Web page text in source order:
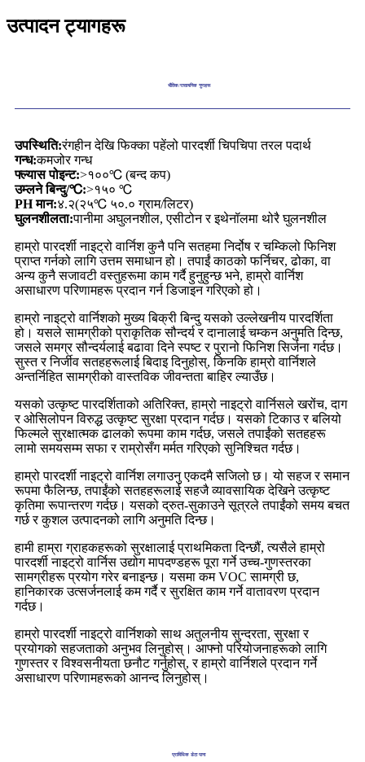
उत्पादन ट्यागहरू
भौतिक/रासायनिक गुणहरू
उपस्थिति:रंगहीन देखि फिक्का पहेंलो पारदर्शी चिपचिपा तरल पदार्थ
गन्ध:कमजोर गन्ध
फ्ल्यास पोइन्ट:>१००℃ (बन्द कप)
उम्लने बिन्दु/℃:>१५० ℃
PH मान:४.२(२५℃ ५०.० ग्राम/लिटर)
घुलनशीलता:पानीमा अघुलनशील, एसीटोन र इथेनॉलमा थोरै घुलनशील
हाम्रो पारदर्शी नाइट्रो वार्निश कुनै पनि सतहमा निर्दोष र चम्किलो फिनिश
प्राप्त गर्नको लागि उत्तम समाधान हो। तपाईं काठको फर्निचर, ढोका, वा
अन्य कुनै सजावटी वस्तुहरूमा काम गर्दै हुनुहुन्छ भने, हाम्रो वार्निश
असाधारण परिणामहरू प्रदान गर्न डिजाइन गरिएको हो।
हाम्रो नाइट्रो वार्निशको मुख्य बिक्री बिन्दु यसको उल्लेखनीय पारदर्शिता
हो। यसले सामग्रीको प्राकृतिक सौन्दर्य र दानालाई चम्कन अनुमति दिन्छ,
जसले समग्र सौन्दर्यलाई बढावा दिने स्पष्ट र पुरानो फिनिश सिर्जना गर्दछ।
सुस्त र निर्जीव सतहहरूलाई बिदाइ दिनुहोस्, किनकि हाम्रो वार्निशले
अन्तर्निहित सामग्रीको वास्तविक जीवन्तता बाहिर ल्याउँछ।
यसको उत्कृष्ट पारदर्शिताको अतिरिक्त, हाम्रो नाइट्रो वार्निसले खरोंच, दाग
र ओसिलोपन विरुद्ध उत्कृष्ट सुरक्षा प्रदान गर्दछ। यसको टिकाउ र बलियो
फिल्मले सुरक्षात्मक ढालको रूपमा काम गर्दछ, जसले तपाईंको सतहहरू
लामो समयसम्म सफा र राम्रोसँग मर्मत गरिएको सुनिश्चित गर्दछ।
हाम्रो पारदर्शी नाइट्रो वार्निश लगाउनु एकदमै सजिलो छ। यो सहज र समान
रूपमा फैलिन्छ, तपाईंको सतहहरूलाई सहजै व्यावसायिक देखिने उत्कृष्ट
कृतिमा रूपान्तरण गर्दछ। यसको द्रुत-सुकाउने सूत्रले तपाईंको समय बचत
गर्छ र कुशल उत्पादनको लागि अनुमति दिन्छ।
हामी हाम्रा ग्राहकहरूको सुरक्षालाई प्राथमिकता दिन्छौं, त्यसैले हाम्रो
पारदर्शी नाइट्रो वार्निस उद्योग मापदण्डहरू पूरा गर्ने उच्च-गुणस्तरका
सामग्रीहरू प्रयोग गरेर बनाइन्छ। यसमा कम VOC सामग्री छ,
हानिकारक उत्सर्जनलाई कम गर्दै र सुरक्षित काम गर्ने वातावरण प्रदान
गर्दछ।
हाम्रो पारदर्शी नाइट्रो वार्निशको साथ अतुलनीय सुन्दरता, सुरक्षा र
प्रयोगको सहजताको अनुभव लिनुहोस्। आफ्नो परियोजनाहरूको लागि
गुणस्तर र विश्वसनीयता छनौट गर्नुहोस्, र हाम्रो वार्निशले प्रदान गर्ने
असाधारण परिणामहरूको आनन्द लिनुहोस्।
प्राविधिक डेटा पाना